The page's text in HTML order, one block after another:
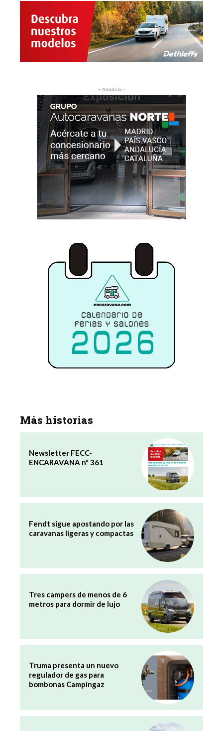
- Anuncio -
Más historias
Newsletter FECC-
ENCARAVANA nº 361
Fendt sigue apostando por las
caravanas ligeras y compactas
Tres campers de menos de 6
metros para dormir de lujo
Truma presenta un nuevo
regulador de gas para
bombonas Campingaz